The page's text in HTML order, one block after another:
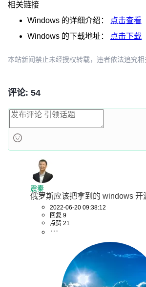
相关链接
Windows 的详细介绍：
点击查看
Windows 的下载地址： 点击下载
本站新闻禁止未经授权转载，违者依法追究
评论: 54
震秦
俄罗斯应该把拿到的 windows
2022-06-20 09:38:12
回复 9
点赞 21